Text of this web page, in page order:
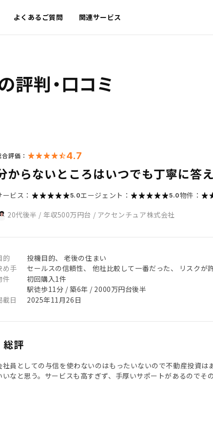
よくあるご質問 関連サービス
評判・口コミ
合評価： 4.7
からないところはいつでも丁寧に答
ービス： 5.0エージェント： 5.0物件：
20代後半 / 年収500万円台 / アクセンチュア株式会社
的
投機目的、 老後の住まい
め手
セールスの信頼性、 他社比較して一番だった、 リスクが
件
初回購入1件
駅徒歩11分 / 築6年 / 2000万円台後半
載日
2025年11月26日
総評
社員としての与信を使わないのはもったいないので不動産投資
いなと思う。サービスも高すぎず、手厚いサポートがあるので